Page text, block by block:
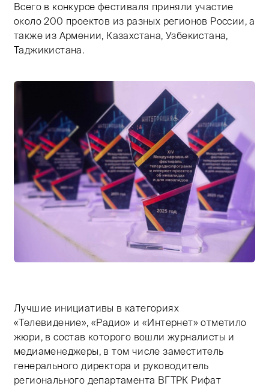
Всего в конкурсе фестиваля приняли участие
около 200 проектов из разных регионов России, а
также из Армении, Казахстана, Узбекистана,
Таджикистана.
Лучшие инициативы в категориях
«Телевидение», «Радио» и «Интернет» отметило
жюри, в состав которого вошли журналисты и
медиаменеджеры, в том числе заместитель
генерального директора и руководитель
регионального департамента ВГТРК Рифат